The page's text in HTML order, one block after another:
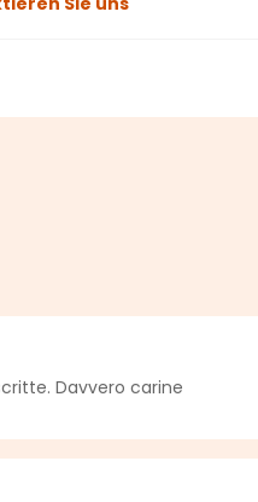
von 5 von 5 Sternen
Davvero carine